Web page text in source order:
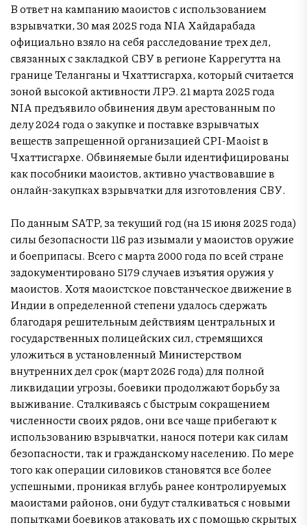
В ответ на кампанию маоистов с использованием
взрывчатки, 30 мая 2025 года NIA Хайдарабада
официально взяло на себя расследование трех дел,
связанных с закладкой СВУ в регионе Каррегутта на
границе Теланганы и Чхаттисгарха, который считается
зоной высокой активности ЛРЭ. 21 марта 2025 года
NIA предъявило обвинения двум арестованным по
делу 2024 года о закупке и поставке взрывчатых
веществ запрещенной организацией CPI-Maoist в
Чхаттисгархе. Обвиняемые были идентифицированы
как пособники маоистов, активно участвовавшие в
онлайн-закупках взрывчатки для изготовления СВУ.
По данным SATP, за текущий год (на 15 июня 2025 года)
силы безопасности 116 раз изымали у маоистов оружие
и боеприпасы. Всего с марта 2000 года по всей стране
задокументировано 5179 случаев изъятия оружия у
маоистов. Хотя маоистское повстанческое движение в
Индии в определенной степени удалось сдержать
благодаря решительным действиям центральных и
государственных полицейских сил, стремящихся
уложиться в установленный Министерством
внутренних дел срок (март 2026 года) для полной
ликвидации угрозы, боевики продолжают борьбу за
выживание. Сталкиваясь с быстрым сокращением
численности своих рядов, они все чаще прибегают к
использованию взрывчатки, нанося потери как силам
безопасности, так и гражданскому населению. По мере
того как операции силовиков становятся все более
успешными, проникая вглубь ранее контролируемых
маоистами районов, они будут сталкиваться с новыми
попытками боевиков атаковать их с помощью скрытых